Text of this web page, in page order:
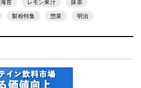
海苔 レモン果汁 抹茶
製粉特集 惣菜 明治